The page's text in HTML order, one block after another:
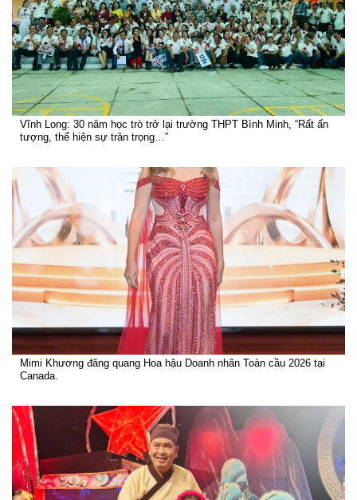
Vĩnh Long: 30 năm học trò trở lại trường THPT Bình Minh, “Rất ấn
tượng, thể hiện sự trân trọng…”
Mimi Khương đăng quang Hoa hậu Doanh nhân Toàn cầu 2026 tại
Canada.